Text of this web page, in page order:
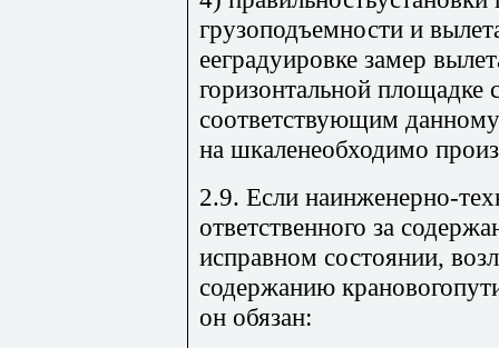
грузоподъемности и
ееградуировке замер
горизонтальной площадке
соответствующим
на шкаленеобходимо
2.9. Если наинженерно-
ответственного за
исправном состоянии,
содержанию
он обязан: